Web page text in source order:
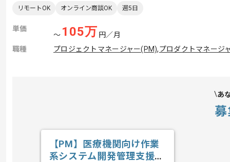
リモートOK オンライン商談OK 週5日
単価
〜 105万 円／月
職種
プロジェクトマネージャー(PM),プロダクトマネージ
あ
【PM】医療機関向け作業
系システム開発管理支援の